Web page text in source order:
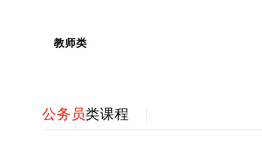
教师类
公务员类课程